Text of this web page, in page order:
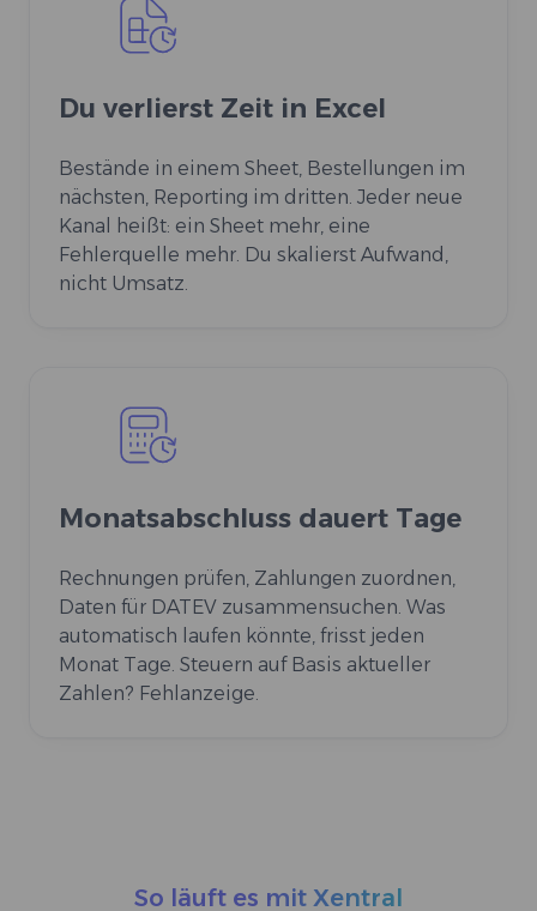
Du verlierst Zeit in Excel
Bestände in einem Sheet, Bestellungen im
nächsten, Reporting im dritten. Jeder neue
Kanal heißt: ein Sheet mehr, eine
Fehlerquelle mehr. Du skalierst Aufwand,
nicht Umsatz.
Monatsabschluss dauert Tage
Rechnungen prüfen, Zahlungen zuordnen,
Daten für DATEV zusammensuchen. Was
automatisch laufen könnte, frisst jeden
Monat Tage. Steuern auf Basis aktueller
Zahlen? Fehlanzeige.
So läuft es mit Xentral